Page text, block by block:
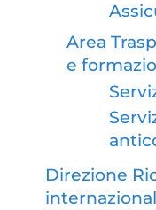
Area
e
Direzione